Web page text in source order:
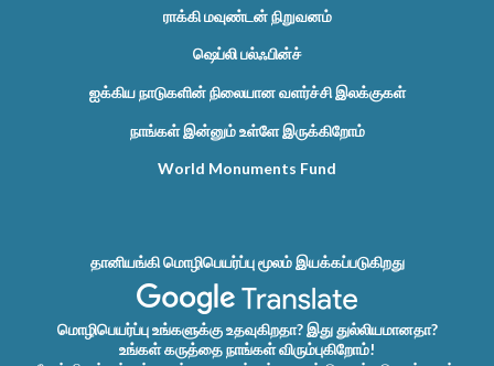
ராக்கி மவுண்டன் நிறுவனம்
ஷெப்லி பல்ஃபின்ச்
ஐக்கிய நாடுகளின் நிலையான வளர்ச்சி இலக்குகள்
நாங்கள் இன்னும் உள்ளே இருக்கிறோம்
World Monuments Fund
தானியங்கி மொழிபெயர்ப்பு மூலம் இயக்கப்படுகிறது
மொழிபெயர்ப்பு உங்களுக்கு உதவுகிறதா? இது துல்லியமானதா?
உங்கள் கருத்தை நாங்கள் விரும்புகிறோம்!